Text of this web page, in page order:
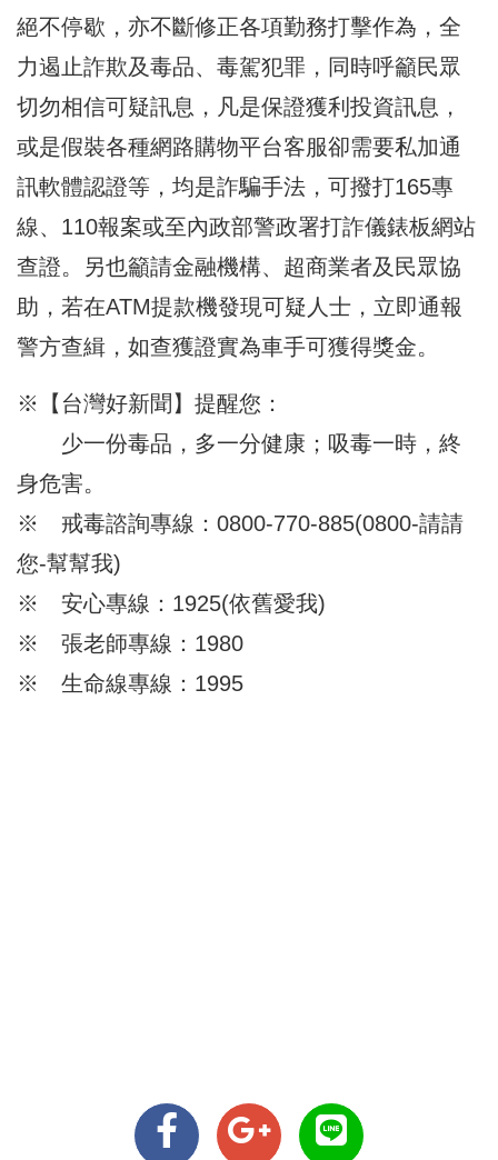
絕不停歇，亦不斷修正各項勤務打擊作為，全
力遏止詐欺及毒品、毒駕犯罪，同時呼籲民眾
切勿相信可疑訊息，凡是保證獲利投資訊息，
或是假裝各種網路購物平台客服卻需要私加通
訊軟體認證等，均是詐騙手法，可撥打165專
線、110報案或至內政部警政署打詐儀錶板網站
查證。另也籲請金融機構、超商業者及民眾協
助，若在ATM提款機發現可疑人士，立即通報
警方查緝，如查獲證實為車手可獲得獎金。
※【台灣好新聞】提醒您：
少一份毒品，多一分健康；吸毒一時，終
身危害。
※ 戒毒諮詢專線：0800-770-885(0800-請請
您-幫幫我)
※ 安心專線：1925(依舊愛我)
※ 張老師專線：1980
※ 生命線專線：1995